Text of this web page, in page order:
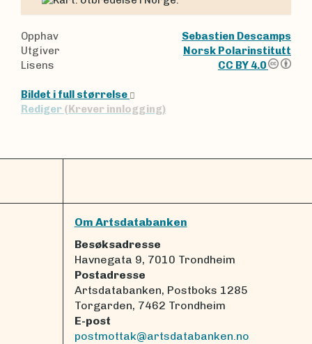
Opphav
Sebastien Descamps
Utgiver
Norsk Polarinstitutt
Lisens
CC BY 4.0
Bildet i full størrelse
Rediger (Krever innlogging)
Om Artsdatabanken
Besøksadresse
Havnegata 9, 7010 Trondheim
Postadresse
Artsdatabanken, Postboks 1285
Torgarden, 7462 Trondheim
E-post
postmottak@artsdatabanken.no